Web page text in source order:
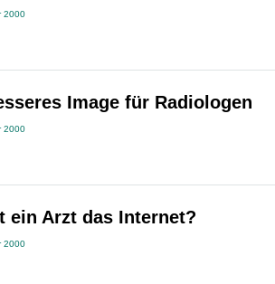
2000
Image für Radiologen
2000
ein Arzt das Internet?
2000